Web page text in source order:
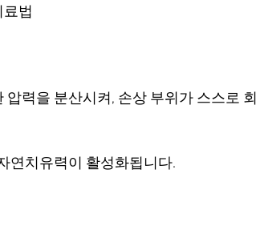
법
력을 분산시켜, 손상 부위가 스스로
연치유력이 활성화됩니다.